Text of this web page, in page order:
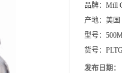
品牌： Mill
产地： 美国
型号：
货号：
发布日期：